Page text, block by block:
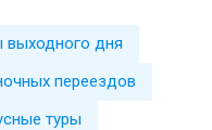
выходного дня
переездов
туры